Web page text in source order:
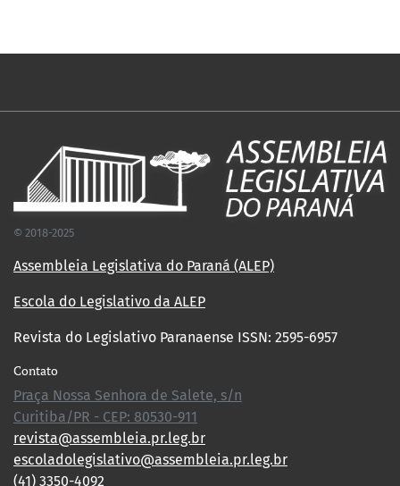
© 2018-2025
Assembleia Legislativa do Paraná (ALEP)
Escola do Legislativo da ALEP
Revista do Legislativo Paranaense ISSN: 2595-6957
Contato
Praça Nossa Senhora de Salete, s/n
Curitiba/PR - CEP: 80530-911
revista@assembleia.pr.leg.br
escoladolegislativo@assembleia.pr.leg.br
(41) 3350-4092